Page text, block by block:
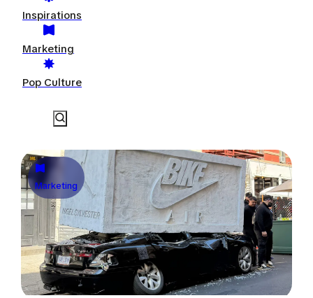
Inspirations
Marketing
Pop Culture
Marketing